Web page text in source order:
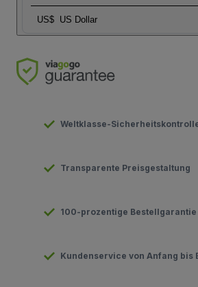
US$ US Dollar
Weltklasse-
Transparente Preisgestaltung
100-prozentige Bestellgarantie
Kundenservice von Anfang bis